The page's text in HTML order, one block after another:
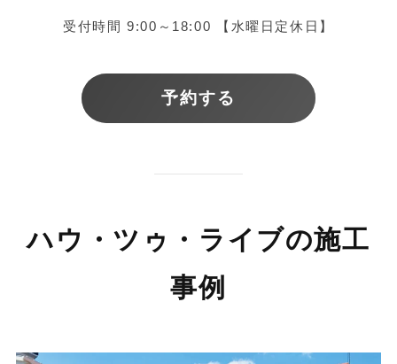
受付時間 9:00～18:00 【水曜日定休日】
予約する
ハウ・ツゥ・ライブの施工
事例